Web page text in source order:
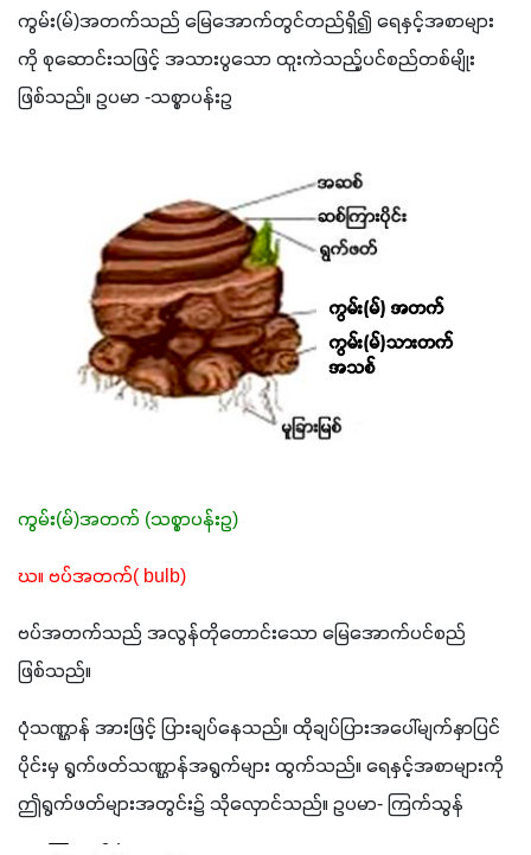
ကွမ်း(မ်)အတက်သည် မြေအောက်တွင်တည်ရှိ၍ ရေနှင့်အစာများ
ကို စုဆောင်းသဖြင့် အသားပွသော ထူးကဲသည့်ပင်စည်တစ်မျိုး
ဖြစ်သည်။ ဥပမာ -သစ္စာပန်းဥ
ကွမ်း(မ်)အတက် (သစ္စာပန်းဥ)
ဃ။ ဗပ်အတက်( bulb)
ဗပ်အတက်သည် အလွန်တိုတောင်းသော မြေအောက်ပင်စည်
ဖြစ်သည်။
ပုံသဏ္ဌာန် အားဖြင့် ပြားချပ်နေသည်။ ထိုချပ်ပြားအပေါ်မျက်နှာပြင်
ပိုင်းမှ ရွက်ဖတ်သဏ္ဌာန်အရွက်များ ထွက်သည်။ ရေနှင့်အစာများကို
ဤရွက်ဖတ်များအတွင်း၌ သိုလှောင်သည်။ ဥပမာ- ကြက်သွန်